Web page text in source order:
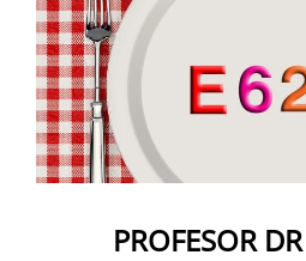
PROFESOR